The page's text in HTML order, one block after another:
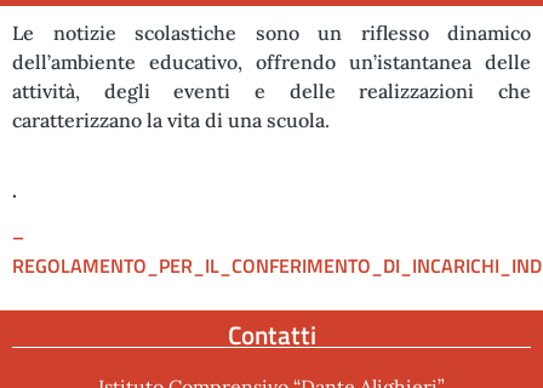
Le notizie scolastiche sono un riflesso dinamico
dell’ambiente educativo, offrendo un’istantanea delle
attività, degli eventi e delle realizzazioni che
caratterizzano la vita di una scuola.
.
–
Contatti